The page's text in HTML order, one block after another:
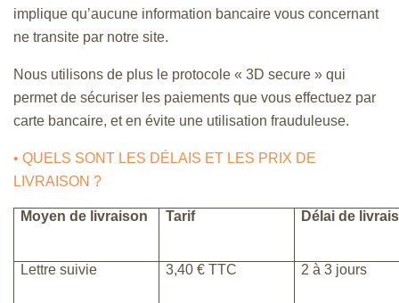
implique qu’aucune information bancaire vous concernant
ne transite par notre site.
Nous utilisons de plus le protocole « 3D secure » qui
permet de sécuriser les paiements que vous effectuez par
carte bancaire, et en évite une utilisation frauduleuse.
• QUELS SONT LES DÉLAIS ET LES PRIX DE
LIVRAISON ?
Moyen de livraison Tarif Délai de
Lettre suivie 3,40 € TTC 2 à 3 jours